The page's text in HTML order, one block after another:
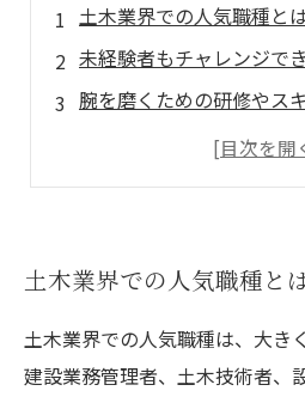
土木業界での人気職種と
未経験者もチャレンジで
腕を磨くための研修やス
土木業界でのやりがいと
自然と社会の両方に貢献
土木業界での人気職種と
土木業界での人気職種は、大き
建設業務管理者、土木技術者、